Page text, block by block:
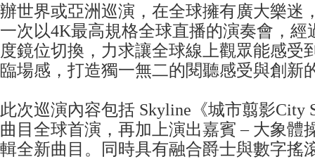
辦世界或亞洲巡演，在全球擁有廣大樂迷
一次以4K最高規格全球直播的演奏會，經
度鏡位切換，力求讓全球線上觀眾能感受
臨場感，打造獨一無二的閱聽感受與創新
此次巡演內容包括 Skyline《城市翦影City
曲目全球首演，再加上演出嘉賓 – 大象體
輯全新曲目。同時具有融合爵士與數字搖